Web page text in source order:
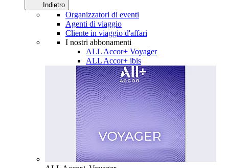
Indietro
Organizzatori di eventi
Agenti di viaggio
Cliente in viaggio d'affari
I nostri abbonamenti
ALL Accor+ Voyager
ALL Accor+ ibis